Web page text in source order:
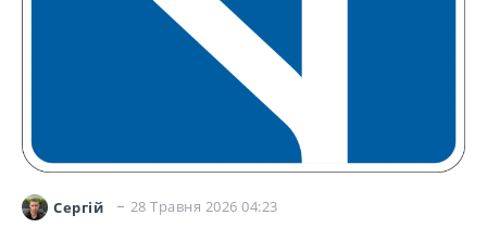
Сергій 28 Травня 2026 04:23